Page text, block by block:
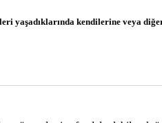
yaşadıklarında kendilerine veya